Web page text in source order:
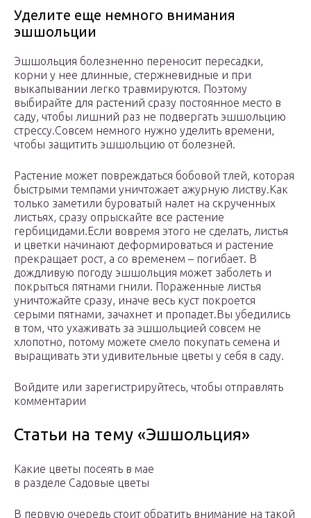
Уделите еще немного внимания
эшшольции
Эшшольция болезненно переносит пересадки,
корни у нее длинные, стержневидные и при
выкапывании легко травмируются. Поэтому
выбирайте для растений сразу постоянное место в
саду, чтобы лишний раз не подвергать эшшольцию
стрессу.Совсем немного нужно уделить времени,
чтобы защитить эшшольцию от болезней.
Растение может повреждаться бобовой тлей, которая
быстрыми темпами уничтожает ажурную листву.Как
только заметили буроватый налет на скрученных
листьях, сразу опрыскайте все растение
гербицидами.Если вовремя этого не сделать, листья
и цветки начинают деформироваться и растение
прекращает рост, а со временем – погибает. В
дождливую погоду эшшольция может заболеть и
покрыться пятнами гнили. Пораженные листья
уничтожайте сразу, иначе весь куст покроется
серыми пятнами, зачахнет и пропадет.Вы убедились
в том, что ухаживать за эшшольцией совсем не
хлопотно, потому можете смело покупать семена и
выращивать эти удивительные цветы у себя в саду.
Войдите или зарегистрируйтесь, чтобы отправлять
комментарии
Статьи на тему «Эшшольция»
Какие цветы посеять в мае
в разделе Садовые цветы
В первую очередь стоит обратить внимание на такой